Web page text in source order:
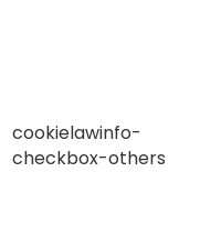
cookielawinfo-
checkbox-others